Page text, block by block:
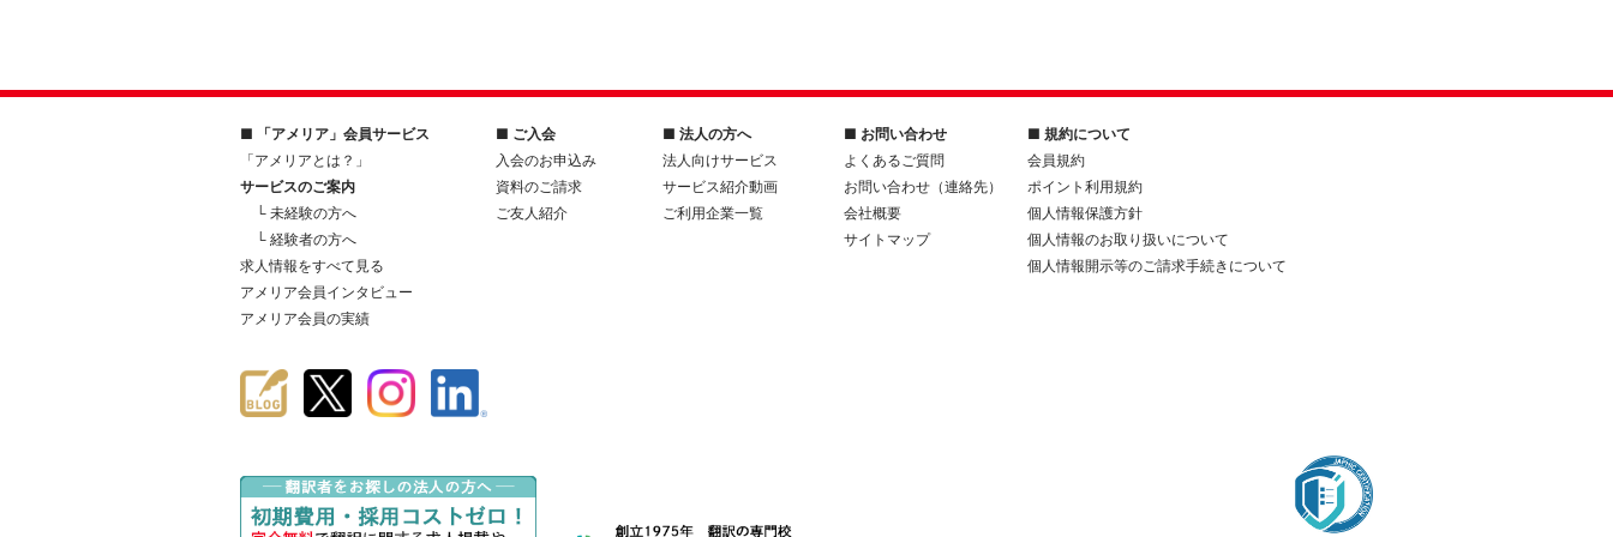
■ 「アメリア」会員サービス
「アメリアとは？」
サービスのご案内
└ 未経験の方へ
└ 経験者の方へ
求人情報をすべて見る
アメリア会員インタビュー
アメリア会員の実績
■ ご入会
入会のお申込み
資料のご請求
ご友人紹介
■ 法人の方へ
法人向けサービス
サービス紹介動画
ご利用企業一覧
■ お問い合わせ
よくあるご質問
お問い合わせ（連絡先）
会社概要
サイトマップ
■ 規約について
会員規約
ポイント利用規約
個人情報保護方針
個人情報のお取り扱いについて
個人情報開示等のご請求手続きについて